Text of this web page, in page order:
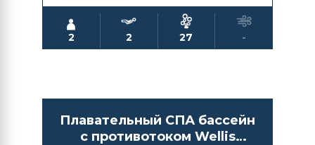
2 2 27 -
Плавательный СПА бассейн
с противотоком Wellis